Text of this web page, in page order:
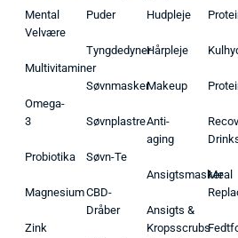
Mental
Velvære
Multivitaminer
Omega-
3
Probiotika
Magnesium
Zink
Puder
Tyngdedyner
Søvnmasker
Søvnplastre
Søvn-Te
CBD-
Dråber
Hudpleje
Hårpleje
Makeup
Anti-
aging
Ansigtsmasker
Ansigts &
Kropsscrubs
Meal